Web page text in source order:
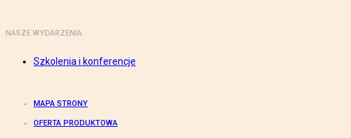
NASZE WYDARZENIA
Szkolenia i konferencje
MAPA STRONY
OFERTA PRODUKTOWA